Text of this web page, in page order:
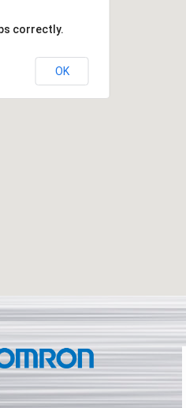
correctly.
OK